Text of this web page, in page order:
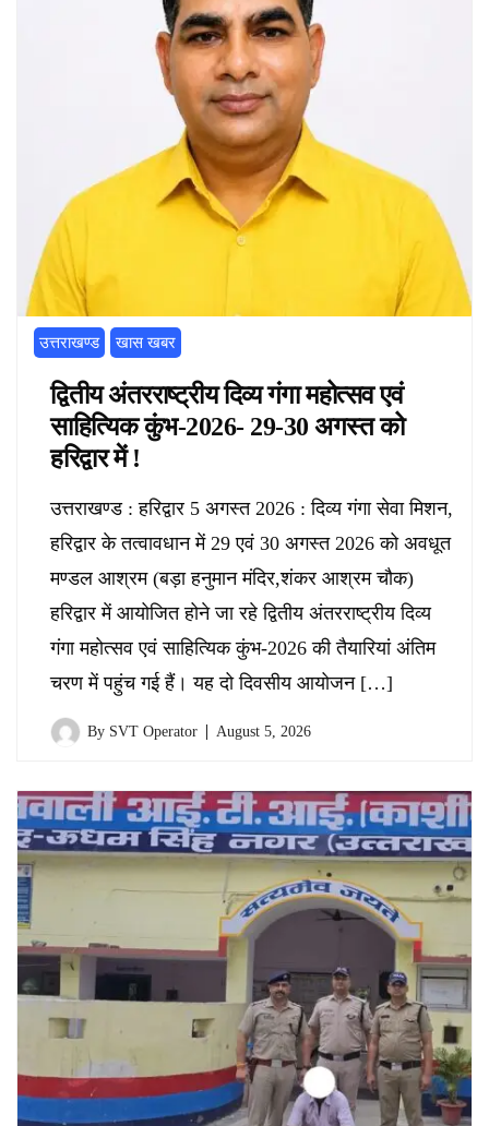
उत्तराखण्ड खास खबर
द्वितीय अंतरराष्ट्रीय दिव्य गंगा महोत्सव एवं
साहित्यिक कुंभ-2026- 29-30 अगस्त को
हरिद्वार में !
उत्तराखण्ड : हरिद्वार 5 अगस्त 2026 : दिव्य गंगा सेवा मिशन,
हरिद्वार के तत्वावधान में 29 एवं 30 अगस्त 2026 को अवधूत
मण्डल आश्रम (बड़ा हनुमान मंदिर,शंकर आश्रम चौक)
हरिद्वार में आयोजित होने जा रहे द्वितीय अंतरराष्ट्रीय दिव्य
गंगा महोत्सव एवं साहित्यिक कुंभ-2026 की तैयारियां अंतिम
चरण में पहुंच गई हैं। यह दो दिवसीय आयोजन […]
By SVT Operator August 5, 2026